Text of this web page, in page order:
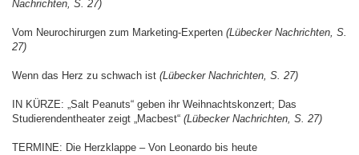
Nachrichten, S. 27)
Vom Neurochirurgen zum Marketing-Experten (Lübecker Nachrichten, S.
27)
Wenn das Herz zu schwach ist (Lübecker Nachrichten, S. 27)
IN KÜRZE: „Salt Peanuts“ geben ihr Weihnachtskonzert; Das
Studierendentheater zeigt „Macbest“ (Lübecker Nachrichten, S. 27)
TERMINE: Die Herzklappe – Von Leonardo bis heute